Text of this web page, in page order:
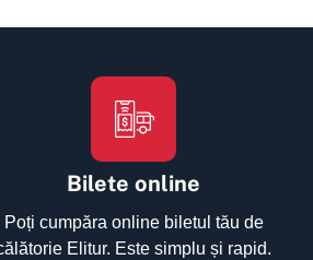
Bilete online
Poți cumpăra online biletul tău de
Elitur. Este simplu și rapid.